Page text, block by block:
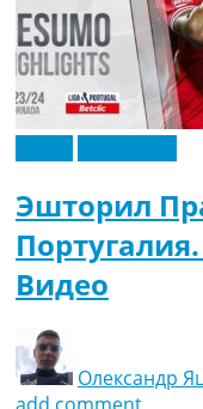
Эшторил
Видео
Олександр